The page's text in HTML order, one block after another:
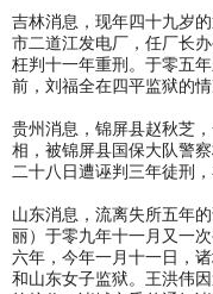
吉林消息，现年四十九岁
市二道江发电厂，任厂长
枉判十一年重刑。于零五
前，刘福全在四平监狱的
贵州消息，锦屏县赵秋芝
相，被锦屏县国保大队警
二十八日遭诬判三年徒刑
山东消息，流离失所五年
丽）于零九年十一月又一
六年，今年一月十一日，
和山东女子监狱。王洪伟